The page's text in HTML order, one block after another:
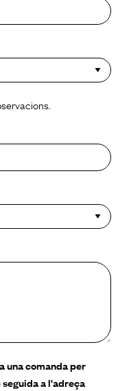
una comanda per
a l'adreça